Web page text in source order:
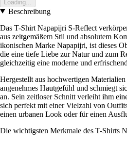
Loading...
Beschreibung
Das T-Shirt Napapijri S-Reflect
aus zeitgemäßem Stil und absolutem
ikonischen Marke Napapijri, ist dieses
die eine tiefe Liebe zur Natur und zum
gleichzeitig eine moderne und
Hergestellt aus hochwertigen
angenehmes Hautgefühl und schmiegt
an. Sein zeitloser Schnitt verleiht ihm
sich perfekt mit einer Vielzahl von
einen urbanen Look oder für einen
Die wichtigsten Merkmale des T-Shirts